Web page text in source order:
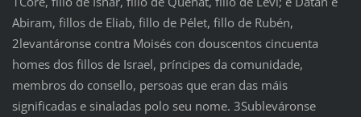
Abiram, fillos de Eliab, fillo de Pélet, fillo de Rubén,
2levantáronse contra Moisés con douscentos cincuenta
homes dos fillos de Israel, príncipes da comunidade,
membros do consello, persoas que eran das máis
significadas e sinaladas polo seu nome. 3Subleváronse